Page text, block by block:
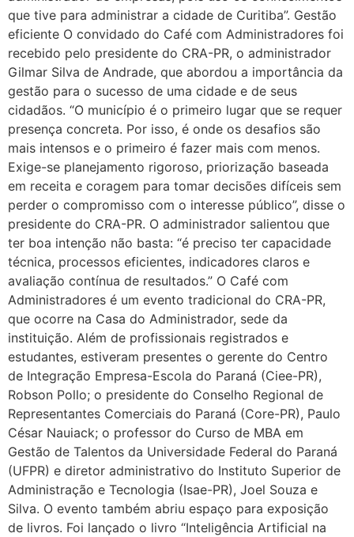
que tive para administrar a cidade de Curitiba”. Gestão
eficiente O convidado do Café com Administradores foi
recebido pelo presidente do CRA-PR, o administrador
Gilmar Silva de Andrade, que abordou a importância da
gestão para o sucesso de uma cidade e de seus
cidadãos. “O município é o primeiro lugar que se requer
presença concreta. Por isso, é onde os desafios são
mais intensos e o primeiro é fazer mais com menos.
Exige-se planejamento rigoroso, priorização baseada
em receita e coragem para tomar decisões difíceis sem
perder o compromisso com o interesse público”, disse o
presidente do CRA-PR. O administrador salientou que
ter boa intenção não basta: “é preciso ter capacidade
técnica, processos eficientes, indicadores claros e
avaliação contínua de resultados.” O Café com
Administradores é um evento tradicional do CRA-PR,
que ocorre na Casa do Administrador, sede da
instituição. Além de profissionais registrados e
estudantes, estiveram presentes o gerente do Centro
de Integração Empresa-Escola do Paraná (Ciee-PR),
Robson Pollo; o presidente do Conselho Regional de
Representantes Comerciais do Paraná (Core-PR), Paulo
César Nauiack; o professor do Curso de MBA em
Gestão de Talentos da Universidade Federal do Paraná
(UFPR) e diretor administrativo do Instituto Superior de
Administração e Tecnologia (Isae-PR), Joel Souza e
Silva. O evento também abriu espaço para exposição
de livros. Foi lançado o livro “Inteligência Artificial na